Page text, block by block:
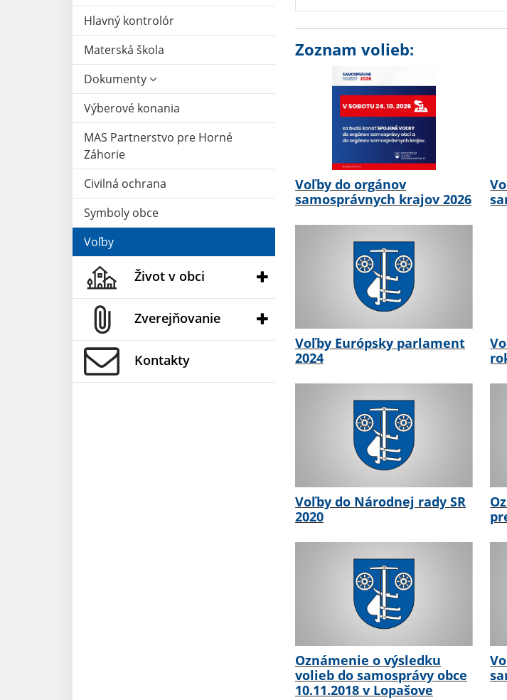
Hlavný kontrolór
Materská škola
Dokumenty
Výberové konania
MAS Partnerstvo pre Horné
Záhorie
Civilná ochrana
Symboly obce
Voľby
Život v obci
Zverejňovanie
Kontakty
Zoznam volieb:
Voľby do orgánov
samosprávnych krajov 2026
Voľby Európsky parlament
2024
Voľby do Národnej rady SR
2020
Oznámenie o výsledku
volieb do samosprávy obce
10.11.2018 v Lopašove